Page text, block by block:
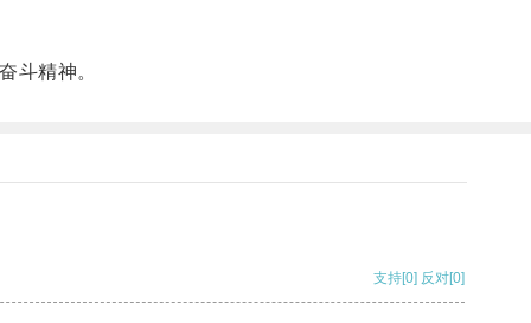
斗精神。
支持[0] 反对[0]